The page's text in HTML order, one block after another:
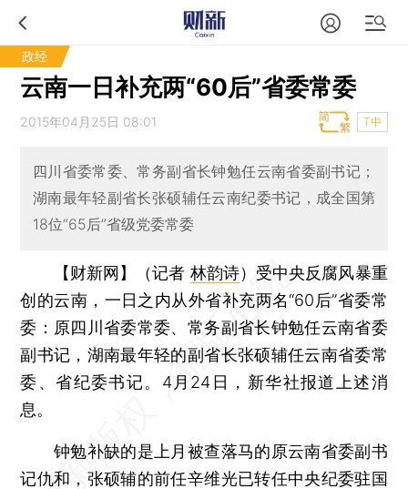
政经
云南一日补充两“60后”省委常委
2015年04月25日 08:01 T中
四川省委常委、常务副省长钟勉任云南省委副书记；
湖南最年轻副省长张硕辅任云南纪委书记，成全国第
18位“65后”省级党委常委
【财新网】（记者 林韵诗） 受中央反腐风暴重
创的云南，一日之内从外省补充两名“60后”省委常
委：原四川省委常委、常务副省长钟勉任云南省委
副书记，湖南最年轻的副省长张硕辅任云南省委常
委、省纪委书记。4月24日，新华社报道上述消
息。
钟勉补缺的是上月被查落马的原云南省委副书
记仇和，张硕辅的前任辛维光已转任中央纪委驻国